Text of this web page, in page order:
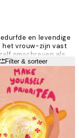
en levendige
het vrouw-zijn vast
omschreven als
een
Filter & sorteer